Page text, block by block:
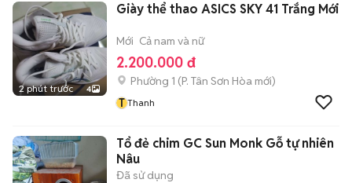
2 phút trước 4
Giày thể thao ASICS SKY 41 Trắng Mới
Mới Cả nam và nữ
2.200.000 đ
Phường 1 (P. Tân Sơn Hòa mới)
T Thanh
Tổ đẻ chim GC Sun Monk Gỗ tự nhiên
Nâu
Đã sử dụng